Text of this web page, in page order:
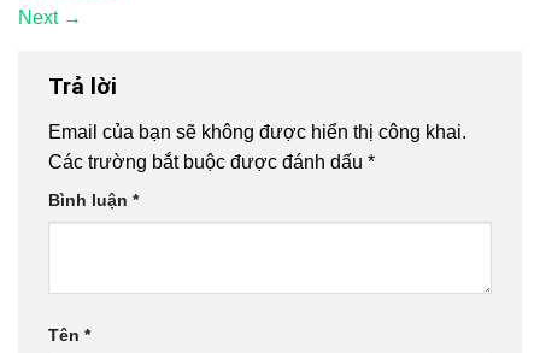
Next →
Trả lời
Email của bạn sẽ không được hiển thị công khai.
Các trường bắt buộc được đánh dấu *
Bình luận *
Tên *